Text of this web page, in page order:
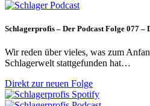
Schlagerprofis – Der Podcast Folge 077 –
Wir reden über vieles, was zum
Schlagerwelt stattgefunden hat…
Direkt zur neuen Folge